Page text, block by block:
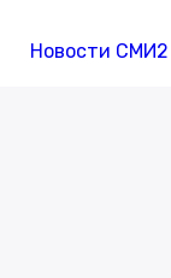
Новости СМИ2